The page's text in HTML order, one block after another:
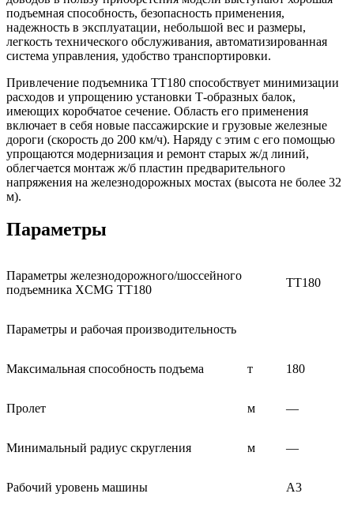
подъемная способность, безопасность применения,
надежность в эксплуатации, небольшой вес и размеры,
легкость технического обслуживания, автоматизированная
система управления, удобство транспортировки.
Привлечение подъемника TT180 способствует минимизации
расходов и упрощению установки Т-образных балок,
имеющих коробчатое сечение. Область его применения
включает в себя новые пассажирские и грузовые железные
дороги (скорость до 200 км/ч). Наряду с этим с его помощью
упрощаются модернизация и ремонт старых ж/д линий,
облегчается монтаж ж/б пластин предварительного
напряжения на железнодорожных мостах (высота не более 32
м).
Параметры
Параметры железнодорожного/шоссейного
подъемника XCMG TT180
TT180
Параметры и рабочая производительность
Максимальная способность подъема т 180
Пролет м —
Минимальный радиус скругления м —
Рабочий уровень машины A3